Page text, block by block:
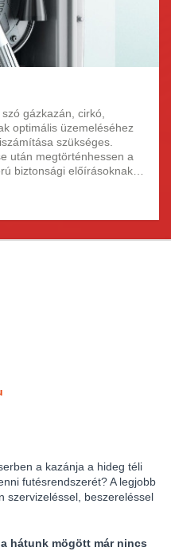
gázkazán, cirkó,
optimális üzemeléséhez
szükséges.
után megtörténhessen a
biztonsági előírásoknak
kizárni a balesetveszély
a kazánja a hideg téli
futésrendszerét? A legjobb
szervizeléssel, beszereléssel
hátunk mögött már nincs